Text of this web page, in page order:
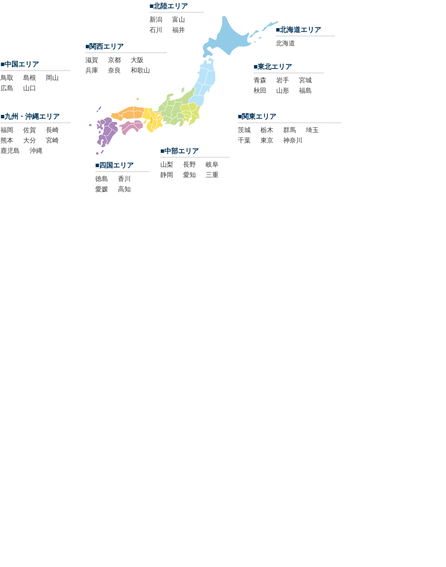
■北海道エリア
北海道
■東北エリア
青森 岩手
宮城
秋田
山形 福島
■関東エリア
茨城 栃木 群馬
埼玉
千葉
東京 神奈川
■北陸エリア
新潟
富山
石川
福井
■中部エリア
山梨 長野
岐阜
静岡
愛知 三重
■関西エリア
滋賀 京都
大阪
兵庫
奈良 和歌山
■中国エリア
鳥取 島根
岡山
広島
山口
■四国エリア
徳島
香川
愛媛
高知
■九州・沖縄エリア
福岡 佐賀
長崎
熊本
大分
宮崎
鹿児島
沖縄